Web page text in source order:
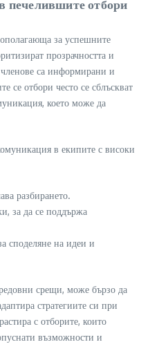
печелившите отбори
за успешните
прозрачността и
членове са информирани и
се отбори често се сблъскват
което може да
в екипите с високи
разбирането.
за да се поддържа
споделяне на идеи и
срещи, може бързо да
стратегиите си при
с отборите, които
възможности и